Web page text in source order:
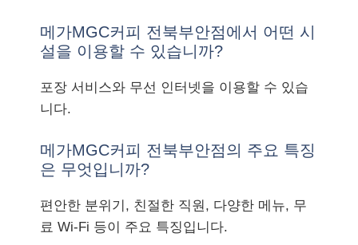
메가MGC커피 전북부안점에서 어떤 시
설을 이용할 수 있습니까?
포장 서비스와 무선 인터넷을 이용할 수 있습
니다.
메가MGC커피 전북부안점의 주요 특징
은 무엇입니까?
편안한 분위기, 친절한 직원, 다양한 메뉴, 무
료 Wi-Fi 등이 주요 특징입니다.